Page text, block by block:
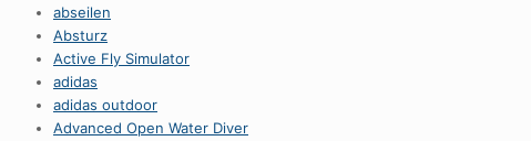
abseilen
Absturz
Active Fly Simulator
adidas
adidas outdoor
Advanced Open Water Diver